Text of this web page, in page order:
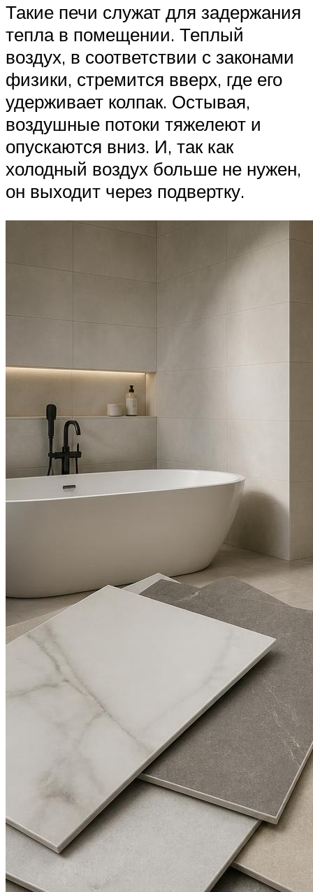
Такие печи служат для задержания
тепла в помещении. Теплый
воздух, в соответствии с законами
физики, стремится вверх, где его
удерживает колпак. Остывая,
воздушные потоки тяжелеют и
опускаются вниз. И, так как
холодный воздух больше не нужен,
он выходит через подвертку.